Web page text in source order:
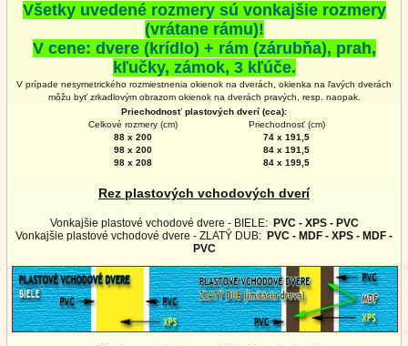
Všetky uvedené rozmery sú vonkajšie rozmery
(vrátane rámu)!
V cene: dvere (krídlo) + rám (zárubňa), prah,
kľučky, zámok, 3 kľúče.
V prípade nesymetrického rozmiestnenia okienok na dverách, okienka na ľavých dverách
môžu byť zrkadlovým obrazom okienok na dverách pravých, resp. naopak.
Priechodnosť plastových dverí (cca):
Celkové rozmery (cm)
Priechodnosť (cm)
88 x 200
74 x 191,5
98 x 200
84 x 191,5
98 x 208
84 x 199,5
Rez plastových vchodových dverí
Vonkajšie plastové vchodové dvere - BIELE: PVC - XPS - PVC
Vonkajšie plastové vchodové dvere - ZLATÝ DUB: PVC - MDF - XPS - MDF -
PVC